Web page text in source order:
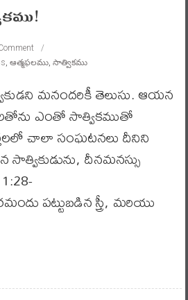
, ఆత్మఫలము, సాత్వికము
మనందరికీ తెలుసు. ఆయన
ఎంతో సాత్వికముతో
చాలా సంఘటనలు దీనిని
దీనమనస్సు
పట్టుబడిన స్త్రీ, మరియు